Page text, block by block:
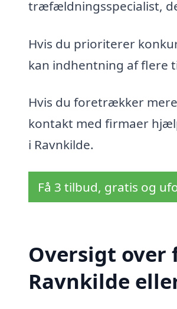
træfældningsspecialist,
Hvis du prioriterer
kan indhentning af flere
Hvis du foretrækker
kontakt med firmaer
i Ravnkilde.
Få 3 tilbud, gratis og
Oversigt
Ravnkilde